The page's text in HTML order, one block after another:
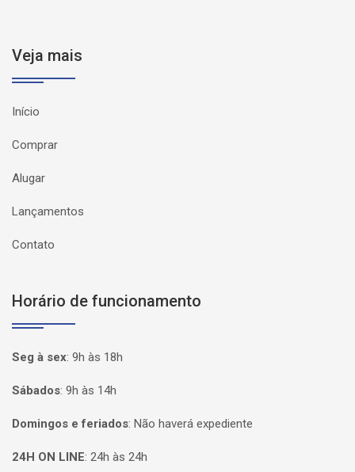
Veja mais
Início
Comprar
Alugar
Lançamentos
Contato
Horário de funcionamento
Seg à sex: 9h às 18h
Sábados: 9h às 14h
Domingos e feriados: Não haverá expediente
24H ON LINE: 24h às 24h